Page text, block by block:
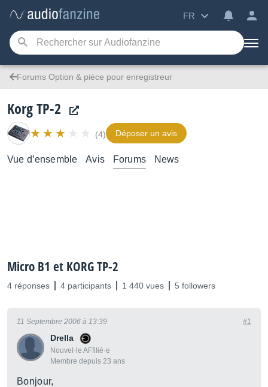
FR
Forums Option & pièce pour enregistreur
Korg TP-2
(4) Déposer un avis
Vue d’ensemble Avis Forums News
Micro B1 et KORG TP-2
4 réponses 4 participants 1 440 vues 5 followers
Drella
Nouvel·le AFfilié·e
Membre depuis 23 ans
11 Septembre 2006 à 13:39 #1
Bonjour,